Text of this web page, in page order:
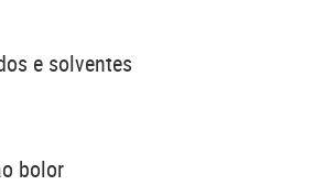
e solventes
bolor